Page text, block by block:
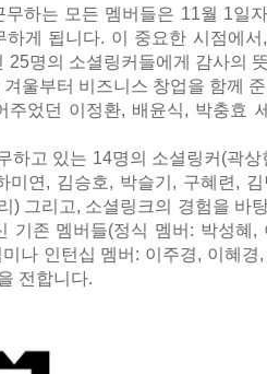
하는 모든 멤버들은 11월 1일
하게 됩니다. 이 중요한 시점에서
25명의 소셜링커들에게 감사의
겨울부터 비즈니스 창업을 함께
주었던 이정환, 배윤식, 박충효
하고 있는 14명의 소셜링커(곽상
미연, 김승호, 박슬기, 구혜련,
) 그리고, 소셜링크의 경험을 바
기존 멤버들(정식 멤버: 박성혜,
미나 인턴십 멤버: 이주경, 이혜경
전합니다.